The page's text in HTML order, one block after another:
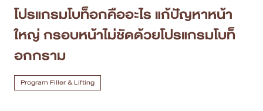
Program Acne Scar
Program Skin Quality
Program Body Confidence
แพทย์ของเรา
โปรแกรมโบท็อกคืออะไร แก้ปัญหาหน้า
ใหญ่ กรอบหน้าไม่ชัดด้วยโปรแกรมโบท็
อกกราม
Program Filler & Lifting